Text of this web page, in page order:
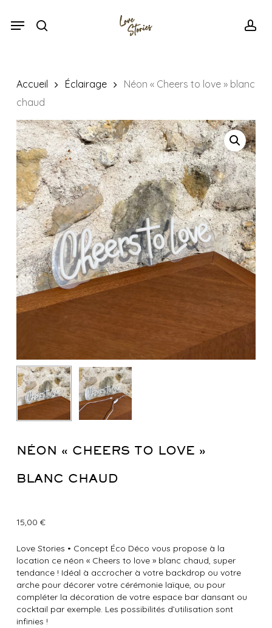
search
Menu
Accueil Éclairage
Néon « Cheers to love » blanc
chaud
NÉON « CHEERS TO LOVE »
BLANC CHAUD
15,00 €
Love Stories • Concept Éco Déco vous propose à la
location ce néon « Cheers to love » blanc chaud, super
tendance ! Idéal à accrocher à votre backdrop ou votre
arche pour décorer votre cérémonie laïque, ou pour
compléter la décoration de votre espace bar dansant ou
cocktail par exemple. Les possibilités d’utilisation sont
infinies !